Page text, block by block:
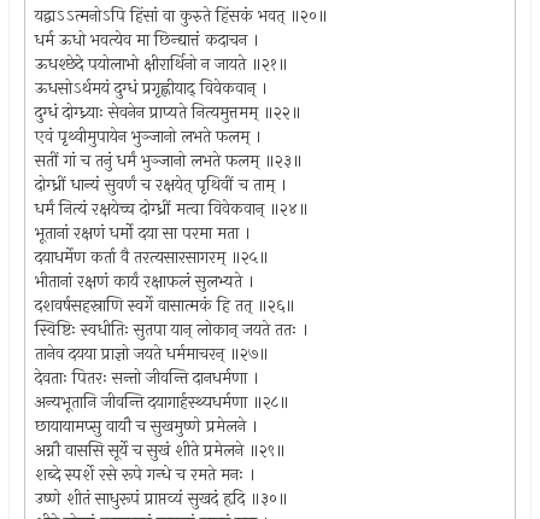
यद्वाऽऽत्मनोऽपि हिंसां वा कुरुते हिंसकं भवत् ॥२०॥
धर्म ऊधो भवत्येव मा छिन्द्यात्तं कदाचन ।
ऊधश्छेदे पयोलाभो क्षीरार्थिनो न जायते ॥२१॥
ऊधसोऽर्थमयं दुग्धं प्रगृह्णीयाद् विवेकवान् ।
दुग्धं दोग्ध्र्याः सेवनेन प्राप्यते नित्यमुत्तमम् ॥२२॥
एवं पृथ्वीमुपायेन भुञ्जानो लभते फलम् ।
सतीं गां च तनुं धर्मं भुञ्जानो लभते फलम् ॥२३॥
दोग्ध्रीं धान्यं सुवर्णं च रक्षयेत् पृथिवीं च ताम् ।
धर्मं नित्यं रक्षयेच्च दोग्ध्रीं मत्वा विवेकवान् ॥२४॥
भूतानां रक्षणं धर्मो दया सा परमा मता ।
दयाधर्मेण कर्ता वै तरत्यसारसागरम् ॥२५॥
भीतानां रक्षणं कार्यं रक्षाफलं सुलभ्यते ।
दशवर्षसहस्राणि स्वर्गे वासात्मकं हि तत् ॥२६॥
स्विष्टिः स्वधीतिः सुतपा यान् लोकान् जयते ततः ।
तानेव दयया प्राज्ञो जयते धर्ममाचरन् ॥२७॥
देवताः पितरः सन्तो जीवन्ति दानधर्मणा ।
अन्यभूतानि जीवन्ति दयागार्हस्थ्यधर्मणा ॥२८॥
छायायामप्सु वायौ च सुखमुष्णे प्रमेलने ।
अग्नौ वाससि सूर्ये च सुखं शीते प्रमेलने ॥२९॥
शब्दे स्पर्शे रसे रूपे गन्धे च रमते मनः ।
उष्णे शीतं साधुरूपं प्राप्तव्यं सुखदं हृदि ॥३०॥